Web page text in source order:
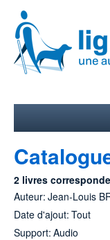
2 livres
Auteur: Jean-Louis
Date d'ajout: Tout
Support: Audio